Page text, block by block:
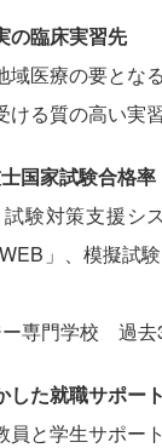
の臨床実習先
域医療の要とな
る質の高い実
国家試験合格率
験対策支援シ
」、模擬試
専門学校 過去
した就職サポート
と学生サポー